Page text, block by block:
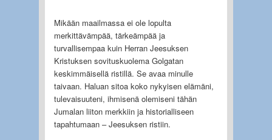
Mikään maailmassa ei ole lopulta
merkittävämpää, tärkeämpää ja
turvallisempaa kuin Herran Jeesuksen
Kristuksen sovituskuolema Golgatan
keskimmäisellä ristillä. Se avaa minulle
taivaan. Haluan sitoa koko nykyisen elämäni,
tulevaisuuteni, ihmisenä olemiseni tähän
Jumalan liiton merkkiin ja historialliseen
tapahtumaan – Jeesuksen ristiin.